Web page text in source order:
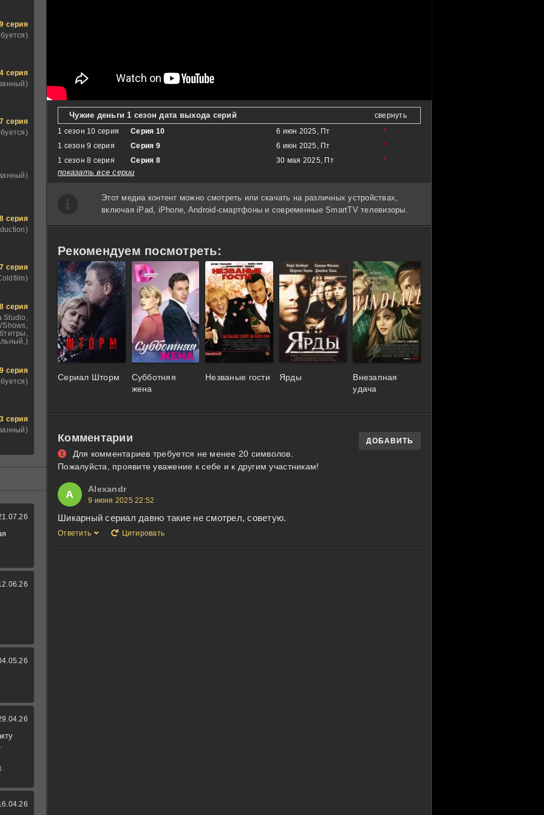
Чужие деньги 1 сезон дата выхода серий
свернуть
1 сезон 10 серия
Серия 10 6 июн 2025, Пт
*
1 сезон 9 серия
Серия 9 6 июн 2025, Пт
*
1 сезон 8 серия
Серия 8 30 мая 2025, Пт *
показать все серии
Этот медиа контент можно смотреть или скачать на различных устройствах,
включая iPad, iPhone, Android-смартфоны и современные SmartTV телевизоры.
Рекомендуем посмотреть:
Сериал Шторм
Субботняя
жена
Незваные гости Ярды
Внезапная
удача
Комментарии
Для комментариев требуется не менее 20 символов.
Пожалуйста, проявите уважение к себе и к другим участникам!
ДОБАВИТЬ
A Alexandr
9 июня 2025 22:52
Шикарный сериал давно такие не смотрел, советую.
Ответить Цитировать
серия
4 серия
7 серия
8 серия
7 серия
8 серия
Studio,
9 серия
3 серия